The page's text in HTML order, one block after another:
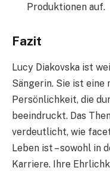
Produktionen auf.
Fazit
Lucy Diakovska ist
Sängerin. Sie ist eine
Persönlichkeit, die
beeindruckt. Das
verdeutlicht, wie
Leben ist – sowohl in
Karriere. Ihre